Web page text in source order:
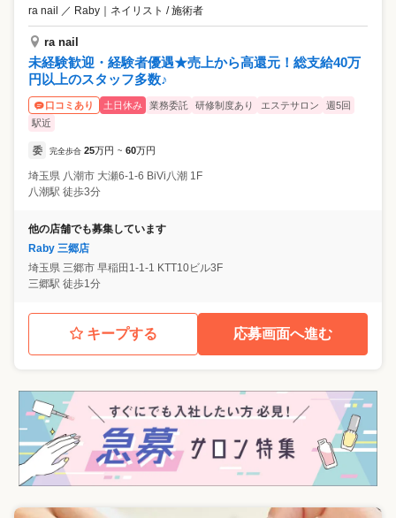
ra nail ／ Raby ネイリスト / 施術者
ra nail
未経験歓迎・経験者優遇★売上から高還元！総支給40万
円以上のスタッフ多数♪
口コミあり 土日休み 業務委託 研修制度あり エステサロン
週5回
駅近
委 完全歩合 25万円 ~ 60万円
埼玉県 八潮市 大瀬6-1-6 BiVi八潮 1F
八潮駅 徒歩3分
他の店舗でも募集しています
Raby 三郷店
埼玉県 三郷市 早稲田1-1-1 KTT10ビル3F
三郷駅 徒歩1分
キープする 応募画面へ進む